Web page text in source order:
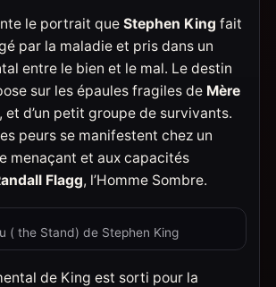
le portrait que Stephen King fait
par la maladie et pris dans un
entre le bien et le mal. Le destin
sur les épaules fragiles de Mère
et d’un petit groupe de survivants.
peurs se manifestent chez un
menaçant et aux capacités
Flagg, l’Homme Sombre.
( the Stand) de Stephen King
de King est sorti pour la